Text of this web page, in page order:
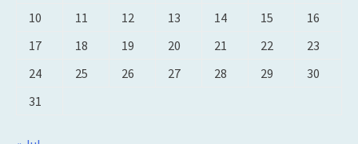
10
11 12 13 14 15
16
17
18 19 20 21 22
23
24
25 26 27 28 29
30
31